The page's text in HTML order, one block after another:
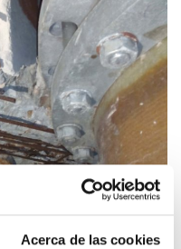
Acerca de las cookies